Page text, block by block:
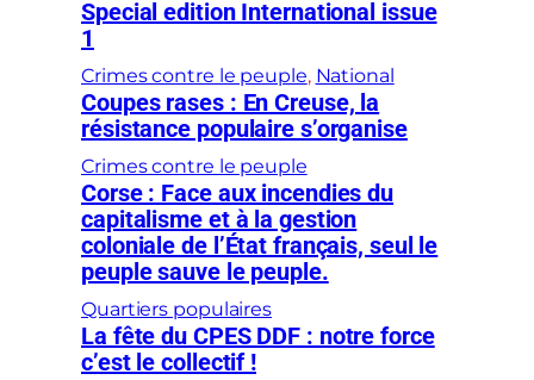
Special edition International issue
1
Crimes contre le peuple, National
Coupes rases : En Creuse, la
résistance populaire s’organise
Crimes contre le peuple
Corse : Face aux incendies du
capitalisme et à la gestion
coloniale de l’État français, seul le
peuple sauve le peuple.
Quartiers populaires
La fête du CPES DDF : notre force
c’est le collectif !